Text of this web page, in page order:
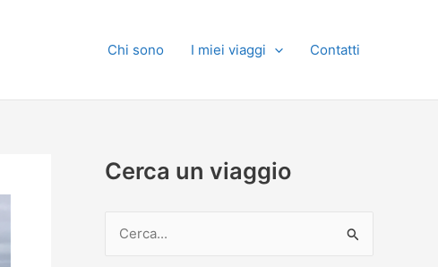
Chi sono I miei viaggi Contatti
Cerca un viaggio